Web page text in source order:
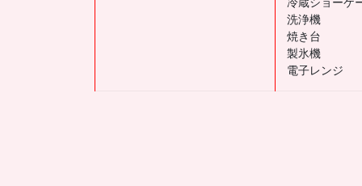
冷蔵ショーケ
洗浄機
焼き台
製氷機
電子レンジ